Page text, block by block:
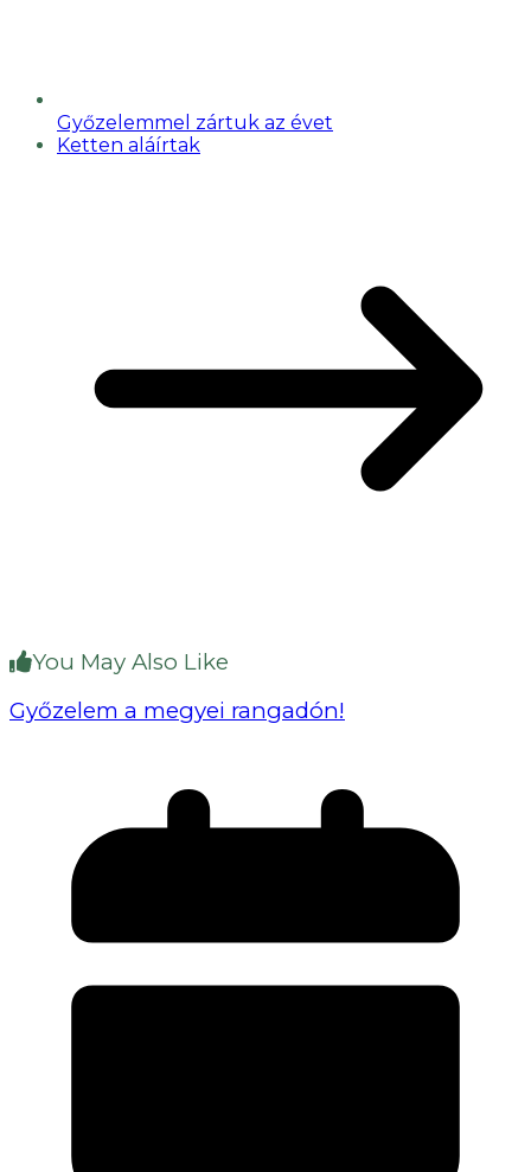
Győzelemmel zártuk az évet
Ketten aláírtak
You May Also Like
Győzelem a megyei rangadón!